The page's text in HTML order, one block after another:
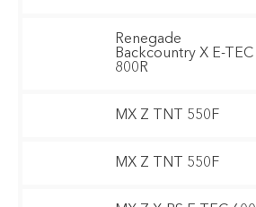
Renegade
Backcountry X E-TEC
800R
MX Z TNT 550F
MX Z TNT 550F